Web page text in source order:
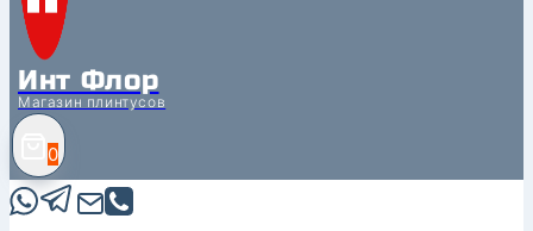
Инт Флор
Магазин плинтусов
0